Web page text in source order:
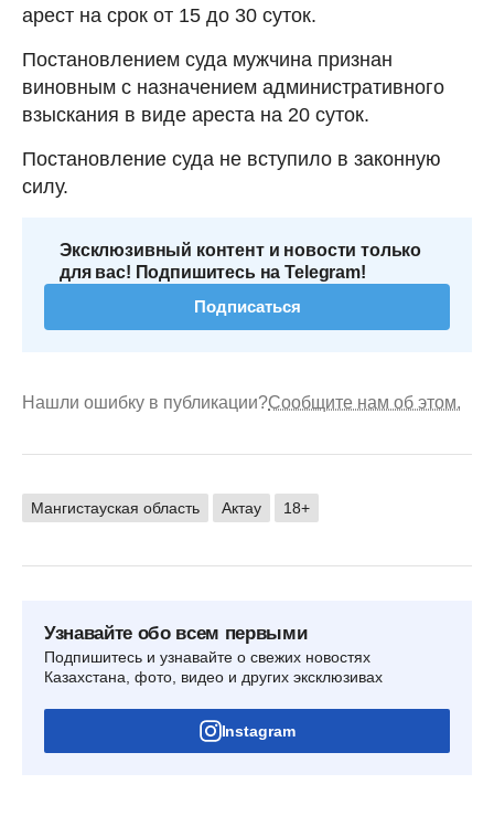
арест на срок от 15 до 30 суток.
Постановлением суда мужчина признан
виновным с назначением административного
взыскания в виде ареста на 20 суток.
Постановление суда не вступило в законную
силу.
Эксклюзивный контент и новости только
для вас! Подпишитесь на Telegram!
Подписаться
Нашли ошибку в публикации?Сообщите нам об этом.
Мангистауская область Актау 18+
Узнавайте обо всем первыми
Подпишитесь и узнавайте о свежих новостях
Казахстана, фото, видео и других эксклюзивах
Instagram